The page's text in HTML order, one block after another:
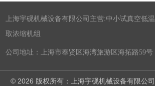
上海宇砚机械设备有限公司主营:中小试真空低
取浓缩机组
公司地址：上海市奉贤区海湾旅游区海拓路59
© 2026 版权所有：上海宇砚机械设备有限公